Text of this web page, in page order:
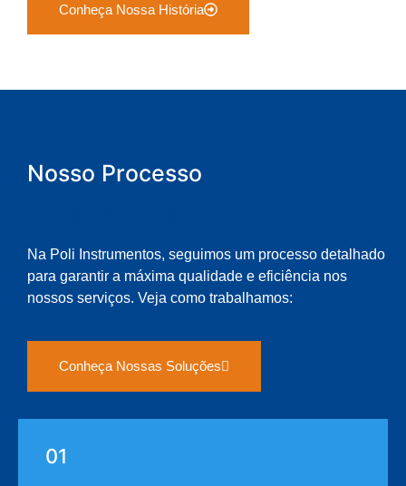
Conheça Nossa História
Nosso Processo
Na Poli Instrumentos, seguimos um processo detalhado
para garantir a máxima qualidade e eficiência nos
nossos serviços. Veja como trabalhamos:
Conheça Nossas Soluções
01